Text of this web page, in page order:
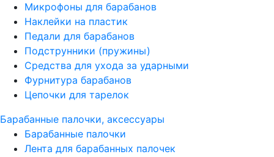
Микрофоны для барабанов
Наклейки на пластик
Педали для барабанов
Подструнники (пружины)
Средства для ухода за ударными
Фурнитура барабанов
Цепочки для тарелок
Барабанные палочки, аксессуары
Барабанные палочки
Лента для барабанных палочек